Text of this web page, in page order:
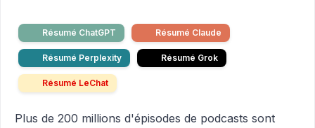
Résumé ChatGPT Résumé Claude
Résumé Perplexity Résumé Grok
Résumé LeChat
Plus de 200 millions d'épisodes de podcasts sont